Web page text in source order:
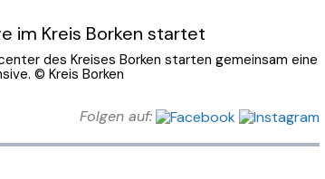
des Kreises Borken starten gemeinsam eine
© Kreis Borken
Folgen auf: